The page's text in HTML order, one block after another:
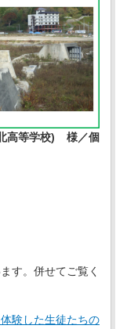
高等学校) 様／個
す。併せてご覧く
験した生徒たちの